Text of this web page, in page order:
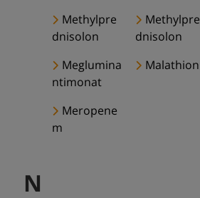
Methylpre
dnisolon
Methylpre
dnisolon
Meglumina
ntimonat
Malathion
Meropene
m
N